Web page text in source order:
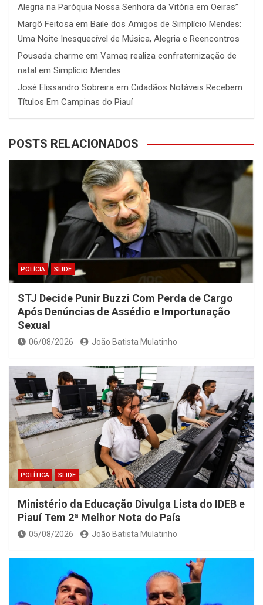
Alegria na Paróquia Nossa Senhora da Vitória em Oeiras”
Margô Feitosa em Baile dos Amigos de Simplício Mendes:
Uma Noite Inesquecível de Música, Alegria e Reencontros
Pousada charme em Vamaq realiza confraternização de
natal em Simplício Mendes.
José Elissandro Sobreira em Cidadãos Notáveis Recebem
Títulos Em Campinas do Piauí
POSTS RELACIONADOS
POLÍCIA SLIDE
STJ Decide Punir Buzzi Com Perda de Cargo
Após Denúncias de Assédio e Importunação
Sexual
06/08/2026 João Batista Mulatinho
POLÍTICA SLIDE
Ministério da Educação Divulga Lista do IDEB e
Piauí Tem 2ª Melhor Nota do País
05/08/2026 João Batista Mulatinho